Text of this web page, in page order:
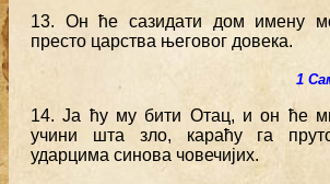
13. Он ће сазидати дом имену
престо царства његовог довека.
1
14. Ја ћу му бити Отац, и он ће
учини шта зло, караћу га
ударцима синова човечијих.